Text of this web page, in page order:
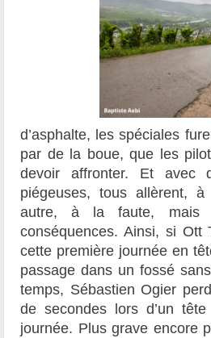
d’asphalte, les spéciales
par de la boue, que les
devoir affronter. Et avec
piégeuses, tous allèrent,
autre, à la faute, mais
conséquences. Ainsi, si Ott
cette première journée en
passage dans un fossé
temps, Sébastien Ogier
de secondes lors d’un
journée. Plus grave encore